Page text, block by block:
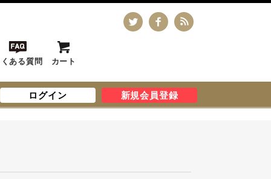
ある質問 カート
ログイン 新規会員登録